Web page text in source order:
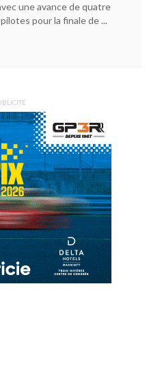
une avance de quatre
pour la finale de ...